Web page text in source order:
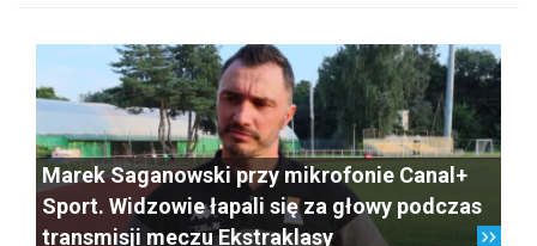
Marek Saganowski przy mikrofonie Canal+
Sport. Widzowie łapali się za głowy podczas
transmisji meczu Ekstraklasy